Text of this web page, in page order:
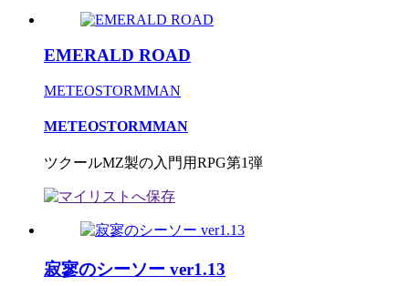
EMERALD ROAD
METEOSTORMMAN
METEOSTORMMAN
ツクールMZ製の入門用RPG第1弾
寂寥のシーソー ver1.13